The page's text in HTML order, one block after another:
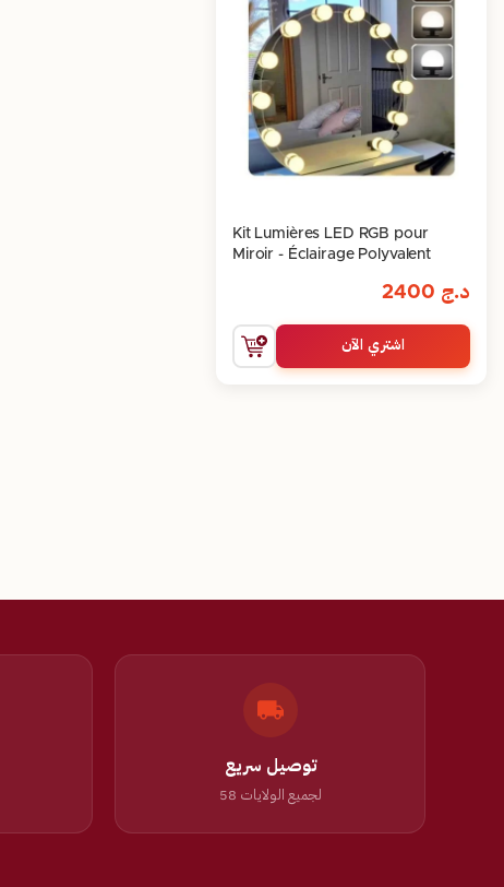
Kit Lumières LED RGB pour
Miroir - Éclairage Polyvalent
د.ج
اشتري الآن
توصيل سريع
لجميع الولايات 58